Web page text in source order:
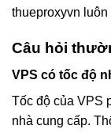
thueproxyvn
Câu hỏi
VPS có tốc độ
Tốc độ của VPS
nhà cung cấp.